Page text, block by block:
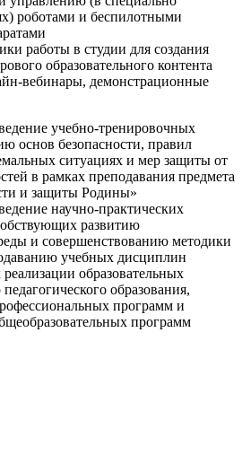
роботами и беспилотными
работы в студии для создания
образовательного контента
вебинары, демонстрационные
учебно-тренировочных
основ безопасности, правил
ситуациях и мер защиты от
в рамках преподавания предмета
и защиты Родины»
научно-практических
развитию
и совершенствованию методики
учебных дисциплин
образовательных
образования,
программ и
программ